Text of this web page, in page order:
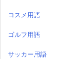
コスメ用語
ゴルフ用語
サッカー用語